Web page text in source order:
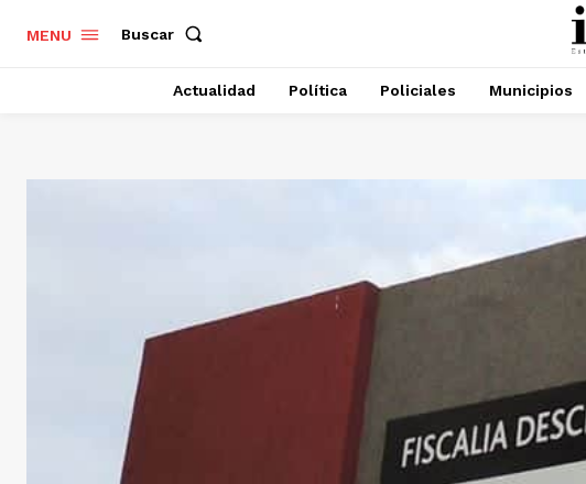
MENU Buscar
Actualidad Política Policiales Municipios